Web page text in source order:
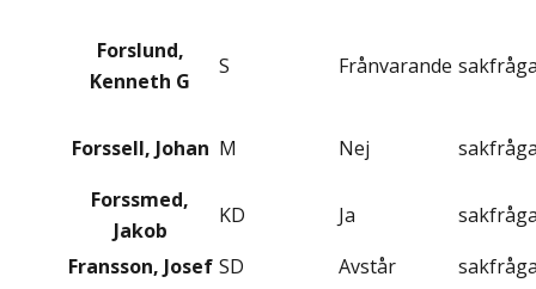
Forslund,
Kenneth G
S Frånvarande
Forssell, Johan M Nej
Forssmed,
Jakob
KD Ja
Fransson, Josef SD Avstår